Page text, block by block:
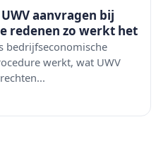
aanvragen bij
redenen zo werkt het
bedrijfseconomische
werkt, wat UWV